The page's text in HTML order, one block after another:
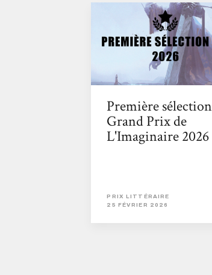
Première sélection
Grand Prix de
L'Imaginaire 2026
PRIX LITTÉRAIRE
25 FÉVRIER 2026